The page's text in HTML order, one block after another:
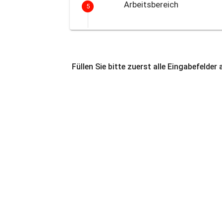
5 Arbeitsbereich
Füllen Sie bitte zuerst alle Eingabefelder